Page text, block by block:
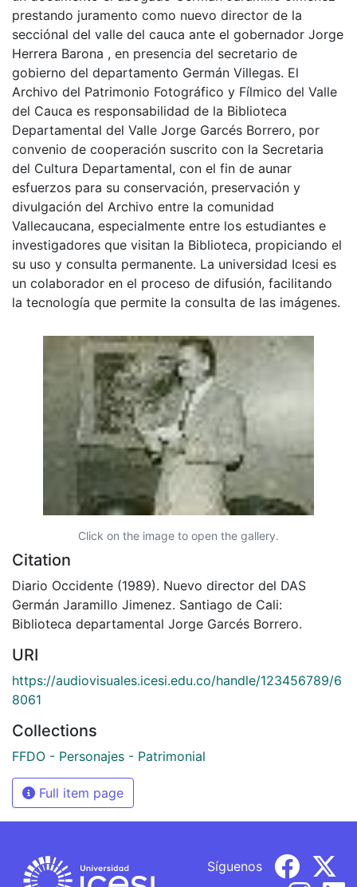
prestando juramento como nuevo director de la
secciónal del valle del cauca ante el gobernador Jorge
Herrera Barona , en presencia del secretario de
gobierno del departamento Germán Villegas. El
Archivo del Patrimonio Fotográfico y Fílmico del Valle
del Cauca es responsabilidad de la Biblioteca
Departamental del Valle Jorge Garcés Borrero, por
convenio de cooperación suscrito con la Secretaria
del Cultura Departamental, con el fin de aunar
esfuerzos para su conservación, preservación y
divulgación del Archivo entre la comunidad
Vallecaucana, especialmente entre los estudiantes e
investigadores que visitan la Biblioteca, propiciando el
su uso y consulta permanente. La universidad Icesi es
un colaborador en el proceso de difusión, facilitando
la tecnología que permite la consulta de las imágenes.
Click on the image to open the gallery.
Citation
Diario Occidente (1989). Nuevo director del DAS
Germán Jaramillo Jimenez. Santiago de Cali:
Biblioteca departamental Jorge Garcés Borrero.
URI
https://audiovisuales.icesi.edu.co/handle/123456789/6
8061
Collections
FFDO - Personajes - Patrimonial
Full item page
Síguenos